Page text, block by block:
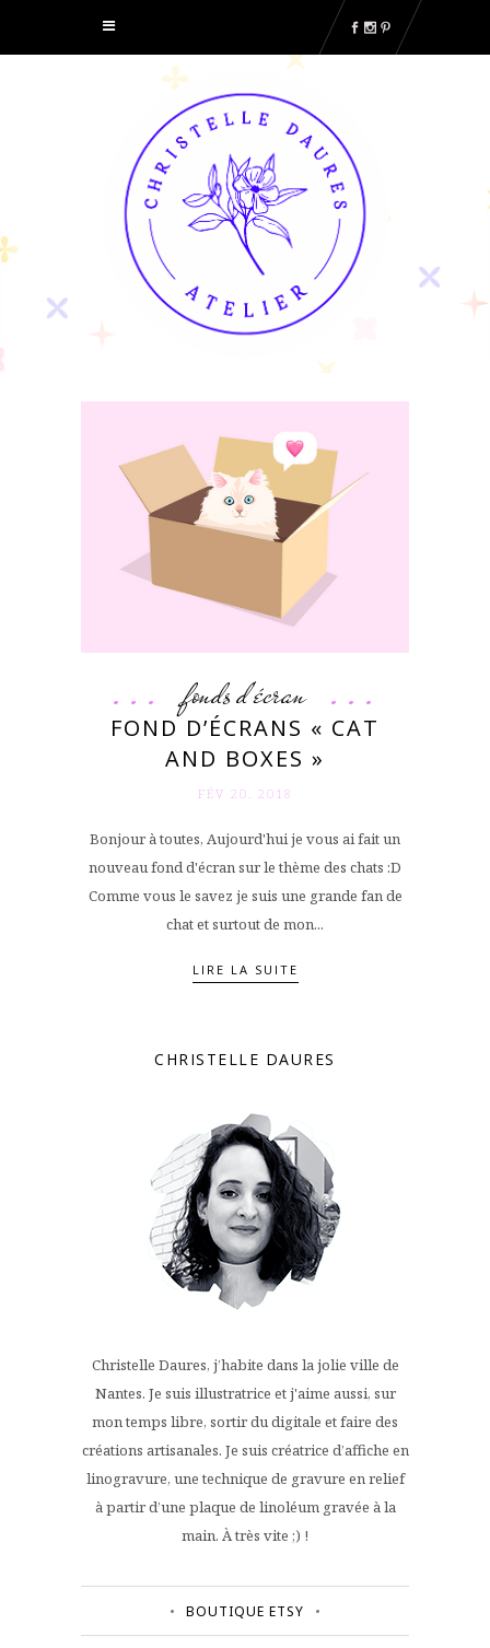
fonds d'écran
FOND D’ÉCRANS « CAT
AND BOXES »
FÉV 20. 2018
Bonjour à toutes, Aujourd'hui je vous ai fait un
nouveau fond d'écran sur le thème des chats :D
Comme vous le savez je suis une grande fan de
chat et surtout de mon...
LIRE LA SUITE
CHRISTELLE DAURES
Christelle Daures, j’habite dans la jolie ville de
Nantes. Je suis illustratrice et j'aime aussi, sur
mon temps libre, sortir du digitale et faire des
créations artisanales. Je suis créatrice d’affiche en
linogravure, une technique de gravure en relief
à partir d’une plaque de linoléum gravée à la
main. À très vite ;) !
BOUTIQUE ETSY